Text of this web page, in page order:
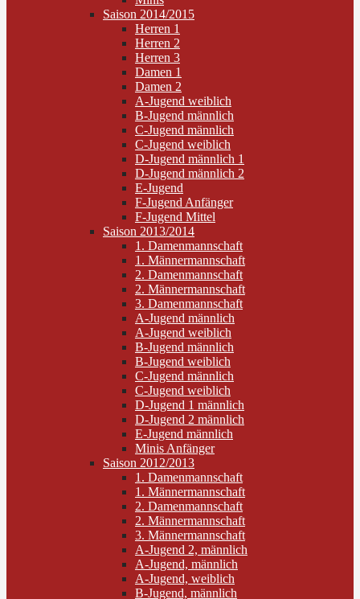
Saison 2014/2015
Herren 1
Herren 2
Herren 3
Damen 1
Damen 2
A-Jugend weiblich
B-Jugend männlich
C-Jugend männlich
C-Jugend weiblich
D-Jugend männlich 1
D-Jugend männlich 2
E-Jugend
F-Jugend Anfänger
F-Jugend Mittel
Saison 2013/2014
1. Damenmannschaft
1. Männermannschaft
2. Damenmannschaft
2. Männermannschaft
3. Damenmannschaft
A-Jugend männlich
A-Jugend weiblich
B-Jugend männlich
B-Jugend weiblich
C-Jugend männlich
C-Jugend weiblich
D-Jugend 1 männlich
D-Jugend 2 männlich
E-Jugend männlich
Minis Anfänger
Saison 2012/2013
1. Damenmannschaft
1. Männermannschaft
2. Damenmannschaft
2. Männermannschaft
3. Männermannschaft
A-Jugend 2, männlich
A-Jugend, männlich
A-Jugend, weiblich
B-Jugend, männlich